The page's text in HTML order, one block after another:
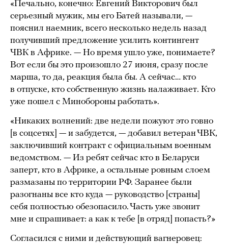
«Печально, конечно: Евгений Викторович был
серьезный мужик, мы его Батей называли, —
пояснил наемник, всего несколько недель назад
получивший предложение усилить контингент
ЧВК в Африке. — Но время ушло уже, понимаете?
Вот если бы это произошло 27 июня, сразу после
марша, то да, реакция была бы. А сейчас… кто
в отпуске, кто собственную жизнь налаживает. Кто
уже пошел с Минобороны работать».
«Никаких волнений: две недели пожуют это говно
[в соцсетях] — и забудется, — добавил ветеран ЧВК,
заключивший контракт с официальным военным
ведомством. — Из ребят сейчас кто в Беларуси
заперт, кто в Африке, а остальные ровным слоем
размазаны по территории РФ. Заранее были
разогнаны все кто куда — руководство [страны]
себя полностью обезопасило. Часть уже звонит
мне и спрашивает: а как к тебе [в отряд] попасть?»
Согласился с ними и действующий вагнеровец: